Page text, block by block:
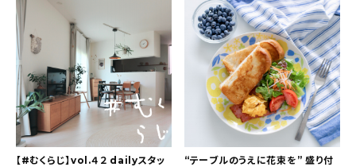
About
会社概要
【#むくらじ】vol.４２ dailyスタッ
“テーブルのうえに花束を” 盛り付